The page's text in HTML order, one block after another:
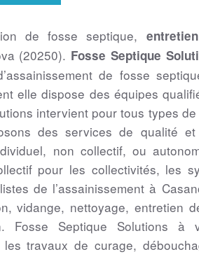
de fosse septique,
(20250). Fosse Septique
de fosse
elle dispose des équipes
intervient pour tous types
des services de qualité
non collectif, ou
pour les collectivités, les
de l’assainissement à
vidange, nettoyage, entretien
Fosse Septique Solutions à
travaux de curage,